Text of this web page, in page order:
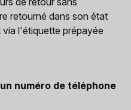
retourné dans son état
l'étiquette prépayée
numéro de téléphone